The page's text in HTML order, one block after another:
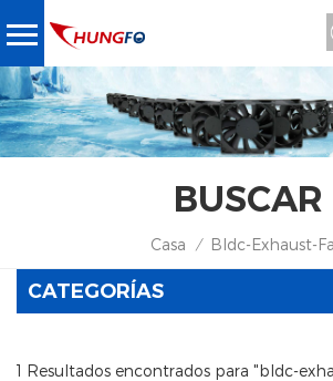
BUSCAR
Casa / Bldc-Exhaust-
CATEGORÍAS
1 Resultados encontrados para "bldc-